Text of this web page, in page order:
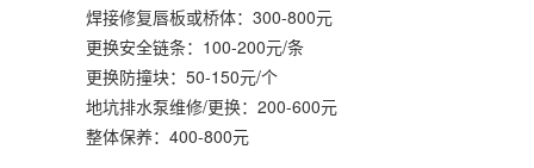
焊接修复唇板或桥体：300-800元
更换安全链条：100-200元/条
更换防撞块：50-150元/个
地坑排水泵维修/更换：200-600元
整体保养：400-800元